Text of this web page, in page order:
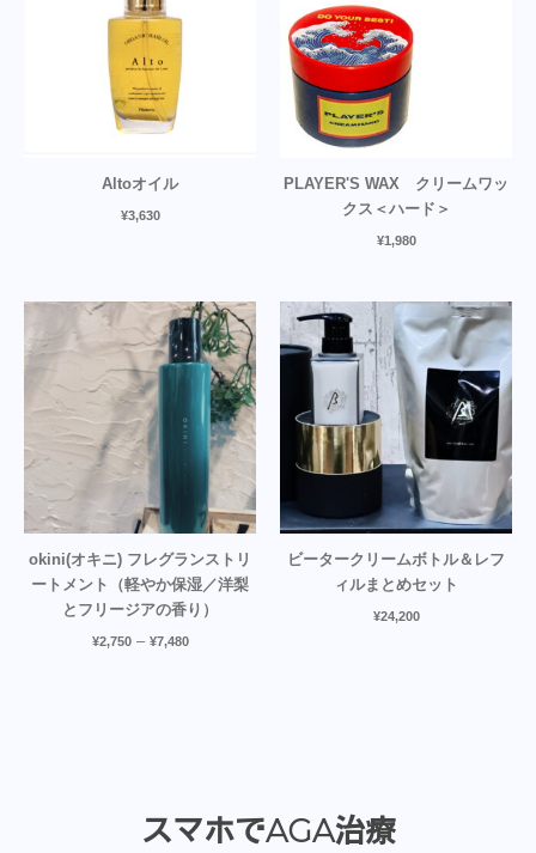
Altoオイル
¥3,630
PLAYER'S WAX クリームワッ
クス＜ハード＞
¥1,980
okini(オキニ) フレグランストリ
ートメント（軽やか保湿／洋梨
とフリージアの香り）
¥2,750 – ¥7,480
ビータークリームボトル＆レフ
ィルまとめセット
¥24,200
スマホでAGA治療